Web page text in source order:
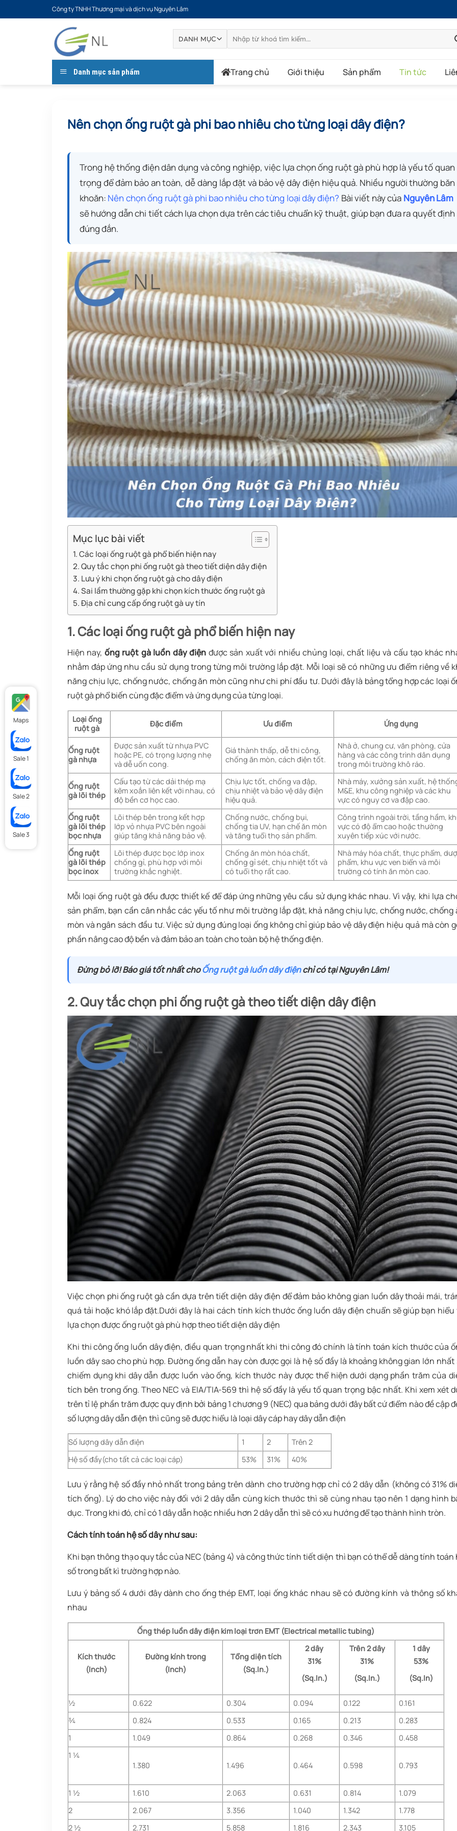
qua
Công ty TNHH Thương mại và dịch vụ Nguyên Lâm
kiếm:
Danh mục sản phẩm Trang chủ Giới thiệu Sản phẩm Tin tức
Nên chọn ống ruột gà phi bao nhiêu cho từng loại dây điện?
Trong hệ thống điện dân dụng và công nghiệp, việc lựa chọn ống ruột gà phù hợp là yếu tố quan
trọng để đảm bảo an toàn, dễ dàng lắp đặt và bảo vệ dây điện hiệu quả. Nhiều người thường băn
khoăn: Nên chọn ống ruột gà phi bao nhiêu cho từng loại dây điện? Bài viết này của Nguyên Lâm
sẽ hướng dẫn chi tiết cách lựa chọn dựa trên các tiêu chuẩn kỹ thuật, giúp bạn đưa ra quyết định
đúng đắn.
Mục lục bài viết
1. Các loại ống ruột gà phổ biến hiện nay
2. Quy tắc chọn phi ống ruột gà theo tiết diện dây điện
3. Lưu ý khi chọn ống ruột gà cho dây điện
4. Sai lầm thường gặp khi chọn kích thước ống ruột gà
5. Địa chỉ cung cấp ống ruột gà uy tín
1. Các loại ống ruột gà phổ biến hiện nay
Hiện nay, ống ruột gà luồn dây điện được sản xuất với nhiều chủng loại, chất liệu và cấu tạo khác
nhằm đáp ứng nhu cầu sử dụng trong từng môi trường lắp đặt. Mỗi loại sẽ có những ưu điểm riêng về
năng chịu lực, chống nước, chống ăn mòn cũng như chi phí đầu tư. Dưới đây là bảng tổng hợp các loại
ruột gà phổ biến cùng đặc điểm và ứng dụng của từng loại.
Loại ống
ruột gà
Đặc điểm Ưu điểm Ứng dụng
Ống ruột
gà nhựa
Được sản xuất từ nhựa PVC
hoặc PE, có trọng lượng nhẹ
và dễ uốn cong.
Giá thành thấp, dễ thi công,
chống ăn mòn, cách điện tốt.
Nhà ở, chung cư, văn phòng, cửa
hàng và các công trình dân dụng
trong môi trường khô ráo.
Ống ruột
gà lõi thép
Cấu tạo từ các dải thép mạ
kẽm xoắn liên kết với nhau, có
độ bền cơ học cao.
Chịu lực tốt, chống va đập,
chịu nhiệt và bảo vệ dây điện
hiệu quả.
Nhà máy, xưởng sản xuất, hệ
M&E, khu công nghiệp và các khu
vực có nguy cơ va đập cao.
Ống ruột
gà lõi thép
bọc nhựa
Lõi thép bên trong kết hợp
lớp vỏ nhựa PVC bên ngoài
giúp tăng khả năng bảo vệ.
Chống nước, chống bụi,
chống tia UV, hạn chế ăn mòn
và tăng tuổi thọ sản phẩm.
Công trình ngoài trời, tầng hầm,
vực có độ ẩm cao hoặc thường
xuyên tiếp xúc với nước.
Ống ruột
gà lõi thép
bọc inox
Lõi thép được bọc lớp inox
chống gỉ, phù hợp với môi
trường khắc nghiệt.
Chống ăn mòn hóa chất,
chống gỉ sét, chịu nhiệt tốt và
có tuổi thọ rất cao.
Nhà máy hóa chất, thực phẩm,
phẩm, khu vực ven biển và môi
trường có tính ăn mòn cao.
Mỗi loại ống ruột gà đều được thiết kế để đáp ứng những yêu cầu sử dụng khác nhau. Vì vậy, khi lựa
sản phẩm, bạn cần cân nhắc các yếu tố như môi trường lắp đặt, khả năng chịu lực, chống nước, chống
mòn và ngân sách đầu tư. Việc sử dụng đúng loại ống không chỉ giúp bảo vệ dây điện hiệu quả mà còn
phần nâng cao độ bền và đảm bảo an toàn cho toàn bộ hệ thống điện.
Đừng bỏ lỡ! Báo giá tốt nhất choỐng ruột gà luồn dây điệnchỉ có tại Nguyên Lâm!
2. Quy tắc chọn phi ống ruột gà theo tiết diện dây điện
Việc chọn phi ống ruột gà cần dựa trên tiết diện dây điện để đảm bảo không gian luồn dây thoải mái,
quá tải hoặc khó lắp đặt.Dưới đây là hai cách tính kích thước ống luồn dây điện chuẩn sẽ giúp bạn hiểu
lựa chọn được ống ruột gà phù hợp theo tiết diện dây điện
Khi thi công ống luồn dây điện, điều quan trọng nhất khi thi công đó chính là tính toán kích thước của
luồn dây sao cho phù hợp. Đường ống dẫn hay còn được gọi là hệ số đầy là khoảng không gian lớn nhất
chiếm dụng khi dây dẫn được luồn vào ống, kích thước này được thể hiện dưới dạng phần trăm của
tích bên trong ống. Theo NEC và EIA/TIA-569 thì hệ số đầy là yếu tố quan trọng bậc nhất. Khi xem xét
trên tỉ lệ phần trăm được quy định bởi bảng 1 chương 9 (NEC) qua bảng dưới đây bất cứ điểm nào đề cập
số lượng dây dẫn điện thì cũng sẽ được hiểu là loại dây cáp hay dây dẫn điện
Số lượng dây dẫn điện 1 2
Trên 2
Hệ số đầy(cho tất cả các loại cáp)
53% 31% 40%
Lưu ý rằng hệ số đầy nhỏ nhất trong bảng trên dành cho trường hợp chỉ có 2 dây dẫn (không có 31%
tích ống). Lý do cho việc này đối với 2 dây dẫn cùng kích thước thì sẽ cùng nhau tạo nên 1 dạng hình
dục. Trong khi đó, chỉ có 1 dây dẫn hoặc nhiều hơn 2 dây dẫn thì sẽ có xu hướng để tạo thành hình tròn.
Cách tính toán hệ số dây như sau:
Khi bạn thông thạo quy tắc của NEC (bảng 4) và công thức tính tiết diện thì bạn có thể dễ dàng tính toán
số trong bất kì trường hợp nào.
Lưu ý bảng số 4 dưới đây dành cho ống thép EMT, loại ống khác nhau sẽ có đường kính và thông số
nhau
Ống thép luồn dây điện kim loại trơn EMT (Electrical metallic tubing)
Kích thước
(Inch)
Đường kính trong
(Inch)
Tổng diện tích
(Sq.In.)
2 dây
31%
(Sq.In.)
Trên 2 dây
31%
(Sq.In.)
1 dây
53%
(Sq.In)
½ 0.622 0.304 0.094 0.122
0.161
¾
0.824 0.533 0.165 0.213
0.283
1
1.049 0.864 0.268 0.346
0.458
1 ¼
1.380
1.496 0.464 0.598 0.793
1 ½ 1.610 2.063 0.631 0.814
1.079
2
2.067 3.356 1.040 1.342
1.778
2 ½
2.731 5.858 1.816 2.343 3.105
Maps
Sale 1
Sale 2
Sale 3